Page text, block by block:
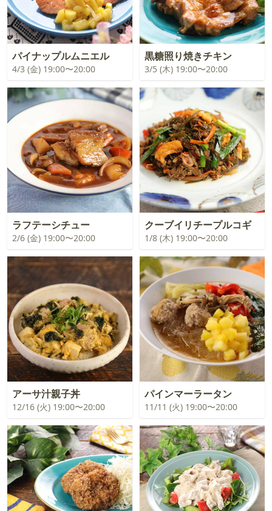
パイナップルムニエル
4/3 (金) 19:00〜20:00
黒糖照り焼きチキン
3/5 (木) 19:00〜20:00
ラフテーシチュー
2/6 (金) 19:00〜20:00
クーブイリチープルコギ
1/8 (木) 19:00〜20:00
アーサ汁親子丼
12/16 (火) 19:00〜20:00
パインマーラータン
11/11 (火) 19:00〜20:00